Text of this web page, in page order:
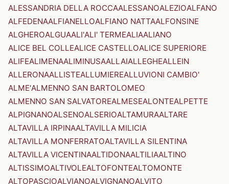
ALESSANDRIA DELLA ROCCAALESSANOALEZIOALFANO
ALFEDENAALFIANELLOALFIANO NATTAALFONSINE
ALGHEROALGUAALI'ALI' TERMEALIAALIANO
ALICE BEL COLLEALICE CASTELLOALICE SUPERIORE
ALIFEALIMENAALIMINUSAALLAIALLEGHEALLEIN
ALLERONAALLISTEALLUMIEREALLUVIONI CAMBIO'
ALME'ALMENNO SAN BARTOLOMEO
ALMENNO SAN SALVATOREALMESEALONTEALPETTE
ALPIGNANOALSENOALSERIOALTAMURAALTARE
ALTAVILLA IRPINAALTAVILLA MILICIA
ALTAVILLA MONFERRATOALTAVILLA SILENTINA
ALTAVILLA VICENTINAALTIDONAALTILIAALTINO
ALTISSIMOALTIVOLEALTOFONTEALTOMONTE
ALTOPASCIOALVIANOALVIGNANOALVITO